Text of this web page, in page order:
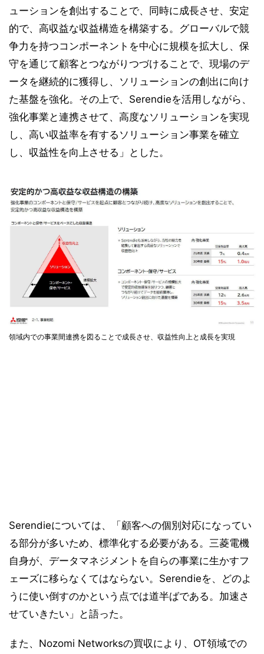
ューションを創出することで、同時に成長させ、安定
的で、高収益な収益構造を構築する。グローバルで競
争力を持つコンポーネントを中心に規模を拡大し、保
守を通じて顧客とつながりつづけることで、現場のデ
ータを継続的に獲得し、ソリューションの創出に向け
た基盤を強化。その上で、Serendieを活用しながら、
強化事業と連携させて、高度なソリューションを実現
し、高い収益率を有するソリューション事業を確立
し、収益性を向上させる」とした。
領域内での事業間連携を図ることで成長させ、収益性向上と成長を実現
Serendieについては、「顧客への個別対応になってい
る部分が多いため、標準化する必要がある。三菱電機
自身が、データマネジメントを自らの事業に生かすフ
ェーズに移らなくてはならない。Serendieを、どのよ
うに使い倒すのかという点では道半ばである。加速さ
せていきたい」と語った。
また、Nozomi Networksの買収により、OT領域での